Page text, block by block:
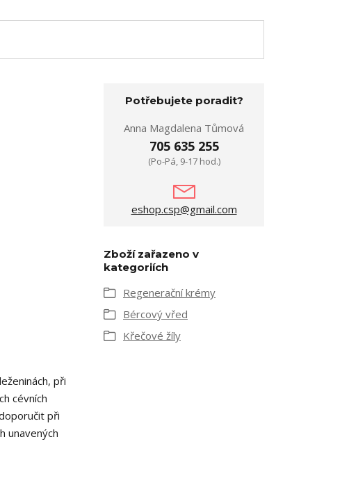
při
cévních
při
unavených
Potřebujete poradit?
Anna Magdalena Tůmová
705 635 255
(Po-Pá, 9-17 hod.)
eshop.csp@gmail.com
Zboží zařazeno v
kategoriích
Regenerační krémy
Bércový vřed
Křečové žíly